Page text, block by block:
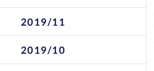
2019/11
2019/10